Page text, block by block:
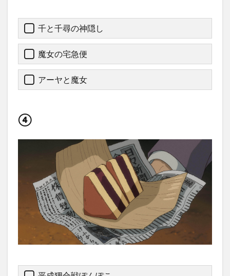
千と千尋の神隠し
魔女の宅急便
アーヤと魔女
④